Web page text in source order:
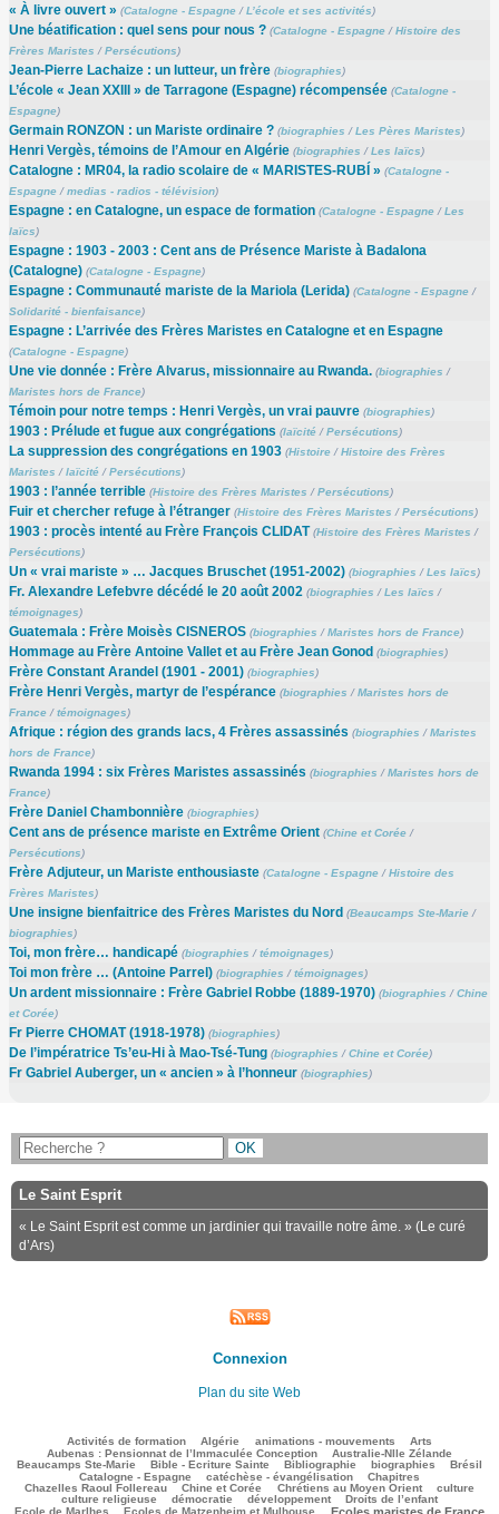
« À livre ouvert » (Catalogne - Espagne/L’école et ses activités)
Une béatification : quel sens pour nous ? (Catalogne - Espagne/Histoire des
Frères Maristes /Persécutions)
Jean-Pierre Lachaize : un lutteur, un frère (biographies)
L’école « Jean XXIII » de Tarragone (Espagne) récompensée (Catalogne -
Espagne)
Germain RONZON : un Mariste ordinaire ? (biographies /Les Pères Maristes)
Henri Vergès, témoins de l’Amour en Algérie (biographies /Les laïcs)
Catalogne : MR04, la radio scolaire de « MARISTES-RUBÍ » (Catalogne -
Espagne/medias - radios - télévision)
Espagne : en Catalogne, un espace de formation (Catalogne - Espagne/Les
laïcs)
Espagne : 1903 - 2003 : Cent ans de Présence Mariste à Badalona
(Catalogne) (Catalogne - Espagne)
Espagne : Communauté mariste de la Mariola (Lerida) (Catalogne - Espagne/
Solidarité - bienfaisance)
Espagne : L’arrivée des Frères Maristes en Catalogne et en Espagne
(Catalogne - Espagne)
Une vie donnée : Frère Alvarus, missionnaire au Rwanda. (biographies /
Maristes hors de France)
Témoin pour notre temps : Henri Vergès, un vrai pauvre (biographies)
1903 : Prélude et fugue aux congrégations (laïcité/Persécutions)
La suppression des congrégations en 1903 (Histoire/Histoire des Frères
Maristes /laïcité/Persécutions)
1903 : l’année terrible (Histoire des Frères Maristes /Persécutions)
Fuir et chercher refuge à l’étranger (Histoire des Frères Maristes /Persécutions)
1903 : procès intenté au Frère François CLIDAT (Histoire des Frères Maristes /
Persécutions)
Un « vrai mariste » … Jacques Bruschet (1951-2002) (biographies /Les laïcs)
Fr. Alexandre Lefebvre décédé le 20 août 2002 (biographies /Les laïcs /
témoignages)
Guatemala : Frère Moisès CISNEROS (biographies /Maristes hors de France)
Hommage au Frère Antoine Vallet et au Frère Jean Gonod (biographies)
Frère Constant Arandel (1901 - 2001) (biographies)
Frère Henri Vergès, martyr de l’espérance (biographies /Maristes hors de
France/témoignages)
Afrique : région des grands lacs, 4 Frères assassinés (biographies /Maristes
hors de France)
Rwanda 1994 : six Frères Maristes assassinés (biographies /Maristes hors de
France)
Frère Daniel Chambonnière (biographies)
Cent ans de présence mariste en Extrême Orient (Chine et Corée/
Persécutions)
Frère Adjuteur, un Mariste enthousiaste (Catalogne - Espagne/Histoire des
Frères Maristes)
Une insigne bienfaitrice des Frères Maristes du Nord (Beaucamps Ste-Marie/
biographies)
Toi, mon frère… handicapé (biographies /témoignages)
Toi mon frère … (Antoine Parrel) (biographies /témoignages)
Un ardent missionnaire : Frère Gabriel Robbe (1889-1970) (biographies /Chine
et Corée)
Fr Pierre CHOMAT (1918-1978) (biographies)
De l’impératrice Ts’eu-Hi à Mao-Tsé-Tung (biographies /Chine et Corée)
Fr Gabriel Auberger, un « ancien » à l’honneur (biographies)
Le Saint Esprit
« Le Saint Esprit est comme un jardinier qui travaille notre âme. » (Le curé
d’Ars)
Connexion
Plan du site Web
Activités de formation Algérie animations - mouvements Arts
Aubenas : Pensionnat de l’Immaculée Conception
41/3489 Australie-Nlle Zélande
94/3489
Beaucamps Ste-Marie
736/3489 Bible - Ecriture Sainte
76/3489 Bibliographie
623/3489 biographies
177/3489 Brésil
729/3489
Catalogne - Espagne
catéchèse - évangélisation Chapitres
Chazelles Raoul Follereau
128/3489 Chine et Corée
242/3489 Chrétiens au Moyen Orient
473/3489 culture
36/3489
culture religieuse
démocratie développement Droits de l’enfant
Ecole de Marlhes
168/3489 Ecoles de Matzenheim et Mulhouse
864/3489 Ecoles maristes de France
221/3489